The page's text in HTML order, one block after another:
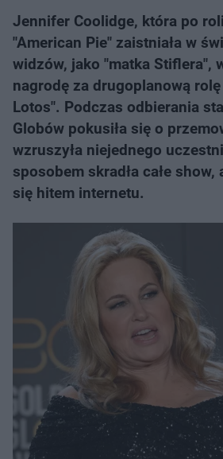
Jennifer Coolidge, która po
"American Pie" zaistniała w
widzów, jako "matka Stiflera",
nagrodę za drugoplanową rolę
Lotos". Podczas odbierania
Globów pokusiła się o
wzruszyła niejednego
sposobem skradła całe show,
się hitem internetu.